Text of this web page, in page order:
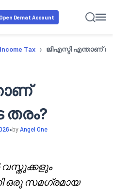
Open Demat Account
Income Tax › ജിഎസ്ടി എന്താണ്
തരം?
•byAngel One
വസ്തുക്കളും
ഒരു സമഗ്രമായ